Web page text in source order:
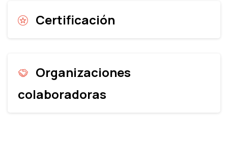
Certificación
Organizaciones
colaboradoras